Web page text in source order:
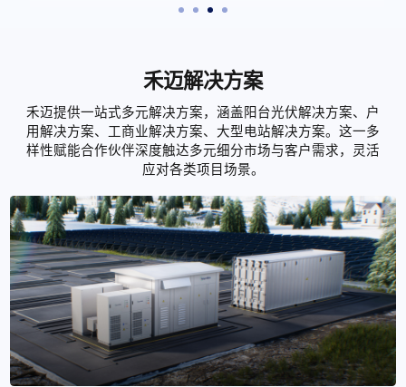
禾迈解决方案
禾迈提供一站式多元解决方案，涵盖阳台光伏解决方案、户
用解决方案、工商业解决方案、大型电站解决方案。这一多
样性赋能合作伙伴深度触达多元细分市场与客户需求，灵活
应对各类项目场景。